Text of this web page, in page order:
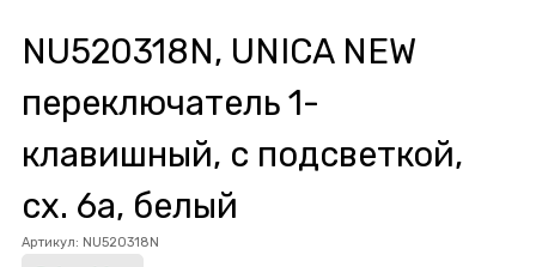
NU520318N, UNICA NEW
переключатель 1-
клавишный, с подсветкой,
сх. 6а, белый
Артикул: NU520318N